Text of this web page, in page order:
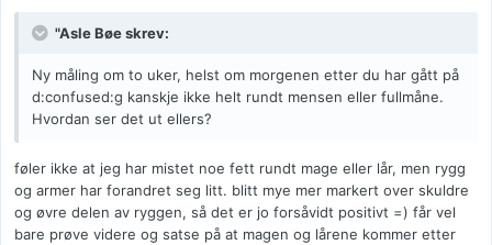
"Asle Bøe skrev:
Ny måling om to uker, helst om morgenen etter du har gått på
d:confused:g kanskje ikke helt rundt mensen eller fullmåne.
Hvordan ser det ut ellers?
føler ikke at jeg har mistet noe fett rundt mage eller lår, men rygg
og armer har forandret seg litt. blitt mye mer markert over skuldre
og øvre delen av ryggen, så det er jo forsåvidt positivt =) får vel
bare prøve videre og satse på at magen og lårene kommer etter